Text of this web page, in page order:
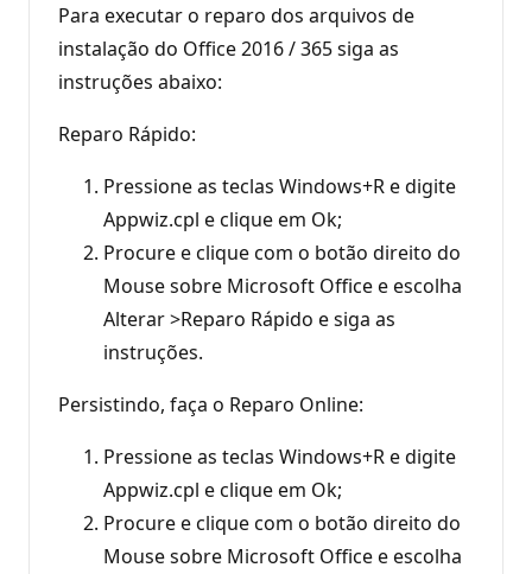
Para executar o reparo dos arquivos de
instalação do Office 2016 / 365 siga as
instruções abaixo:
Reparo Rápido:
Pressione as teclas Windows+R e digite
Appwiz.cpl e clique em Ok;
Procure e clique com o botão direito do
Mouse sobre Microsoft Office e escolha
Alterar >Reparo Rápido e siga as
instruções.
Persistindo, faça o Reparo Online:
Pressione as teclas Windows+R e digite
Appwiz.cpl e clique em Ok;
Procure e clique com o botão direito do
Mouse sobre Microsoft Office e escolha